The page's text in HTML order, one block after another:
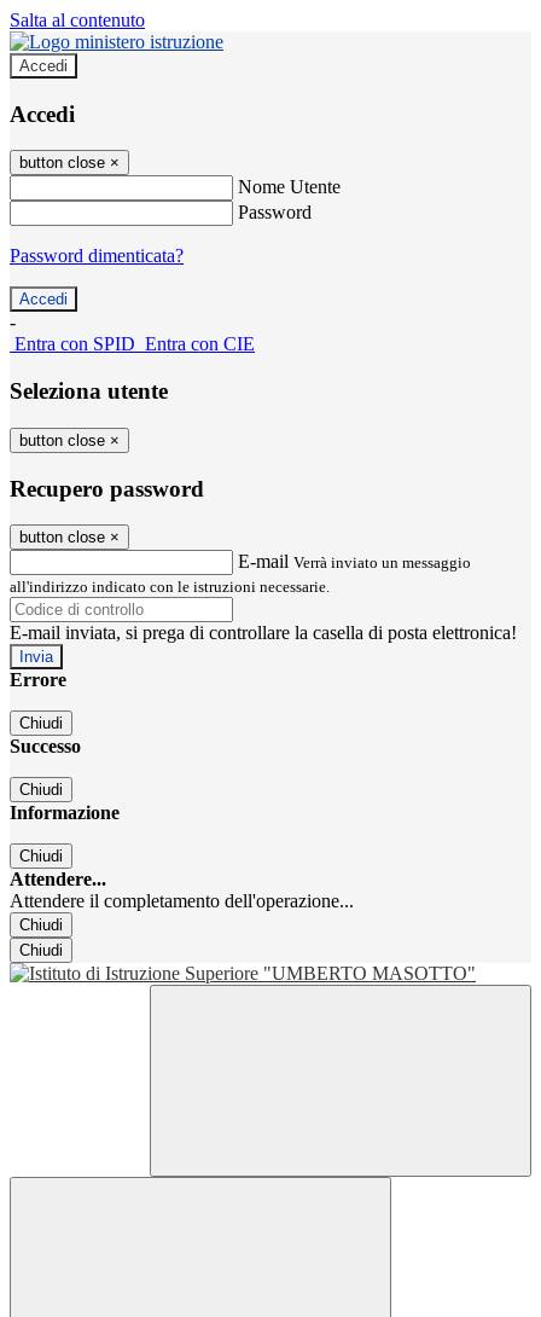
Salta al contenuto
Accedi
Accedi
button close ×
Nome Utente
Password
Password dimenticata?
-
Entra con SPID Entra con CIE
Seleziona utente
button close ×
Recupero password
button close ×
E-mail Verrà inviato un messaggio
all'indirizzo indicato con le istruzioni necessarie.
E-mail inviata, si prega di controllare la casella di posta elettronica!
Errore
Chiudi
Successo
Chiudi
Informazione
Chiudi
Attendere...
Attendere il completamento dell'operazione...
Chiudi
Chiudi